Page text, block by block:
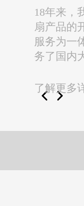
18年来，
扇产品的
服务为一
务了国内
了解更多